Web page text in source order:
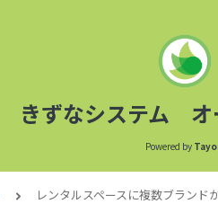
きずなシステム オ
Powered by
レンタルスペースに複数ブラン